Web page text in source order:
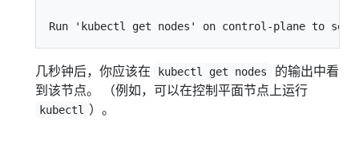
几秒钟后，你应该在 kubectl get nodes
的输出中看
到该节点。 （例如，可以在控制平面节点上运行
kubectl ）。